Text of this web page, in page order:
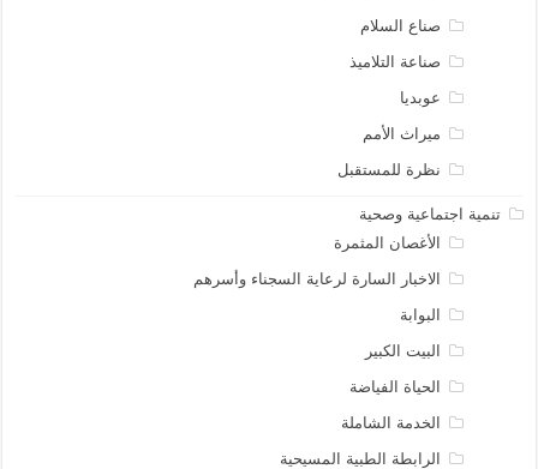
صناع السلام
صناعة التلاميذ
عوبديا
ميراث الأمم
نظرة للمستقبل
تنمية اجتماعية وصحية
الأغصان المثمرة
الاخبار السارة لرعاية السجناء وأسرهم
البوابة
البيت الكبير
الحياة الفياضة
الخدمة الشاملة
الرابطة الطبية المسيحية